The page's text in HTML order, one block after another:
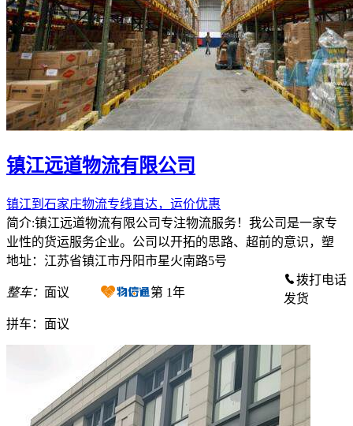
镇江远道物流有限公司
镇江到石家庄物流专线直达，运价优惠
简介:镇江远道物流有限公司专注物流服务！我公司是一家专
业性的货运服务企业。公司以开拓的思路、超前的意识，塑
地址：江苏省镇江市丹阳市星火南路5号
整车： 面议
拼车： 面议
第 1年
拨打电话
发货